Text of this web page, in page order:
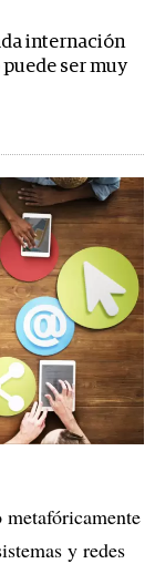
internación
ser muy
y redes